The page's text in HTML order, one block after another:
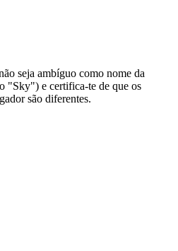
seja ambíguo como nome da
"Sky") e certifica-te de que os
são diferentes.